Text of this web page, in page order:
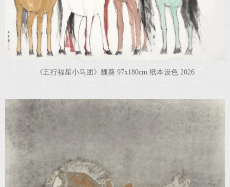
《五行福星小马团》魏葵 97x180cm 纸本设色 2026